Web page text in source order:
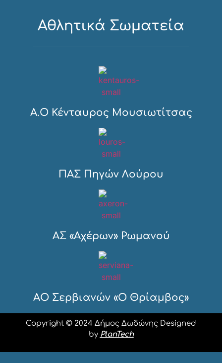
Αθλητικά Σωματεία
Α.Ο Κένταυρος Μουσιωτίτσας
ΠΑΣ Πηγών Λούρου
ΑΣ «Αχέρων» Ρωμανού
ΑΟ Σερβιανών «Ο Θρίαμβος»
Copyright © 2024 Δήμος Δωδώνης Designed
by PlanTech